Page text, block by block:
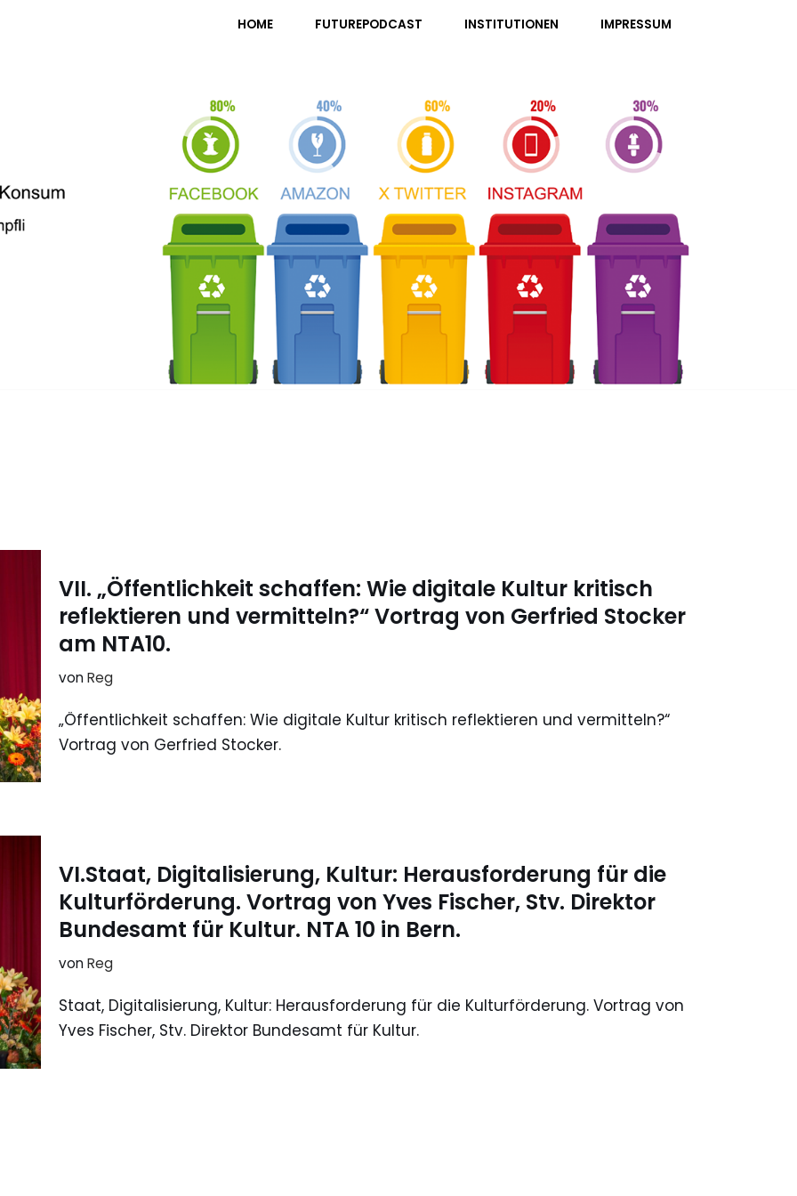
HOME FUTUREPODCAST INSTITUTIONEN IMPRESSUM
VII. „Öffentlichkeit schaffen: Wie digitale Kultur kritisch
reflektieren und vermitteln?“ Vortrag von Gerfried Stocker
am NTA10.
vonReg
„Öffentlichkeit schaffen: Wie digitale Kultur kritisch reflektieren und vermitteln?“
Vortrag von Gerfried Stocker.
VI.Staat, Digitalisierung, Kultur: Herausforderung für die
Kulturförderung. Vortrag von Yves Fischer, Stv. Direktor
Bundesamt für Kultur. NTA 10 in Bern.
vonReg
Staat, Digitalisierung, Kultur: Herausforderung für die Kulturförderung. Vortrag von
Yves Fischer, Stv. Direktor Bundesamt für Kultur.